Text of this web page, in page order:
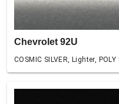
Chevrolet 92U
COSMIC SILVER, Lighter, POLY